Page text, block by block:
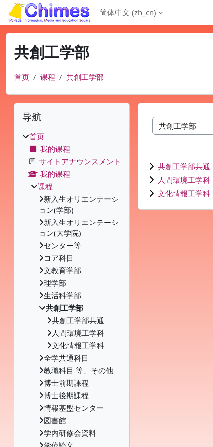
跳到主要内容
简体中文 ‎(zh_cn)‎
共創工学部
首页 课程 共創工学部
课程类别
共創工学部共通
人間環境工学科
文化情報工学科
版块
跳过 导航
导航
首页
我的课程
サイトアナウンスメント
我的课程
课程
新入生オリエンテーシ
ョン(学部)
新入生オリエンテーシ
ョン(大学院)
センター等
コア科目
文教育学部
理学部
生活科学部
共創工学部
共創工学部共通
人間環境工学科
文化情報工学科
全学共通科目
教職科目 等、その他
博士前期課程
博士後期課程
情報基盤センター
図書館
学内研修会資料
学位論文